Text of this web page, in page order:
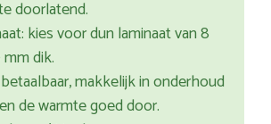
doorlatend.
kies voor dun laminaat van 8
dik.
makkelijk in onderhoud
de warmte goed door.